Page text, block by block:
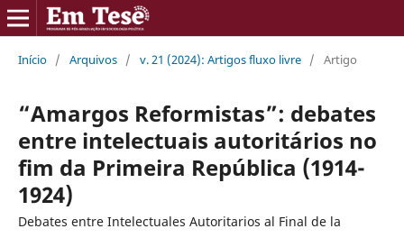
Início / Arquivos / v. 21 (2024): Artigos fluxo livre / Artigo
“Amargos Reformistas”: debates
entre intelectuais autoritários no
fim da Primeira República (1914-
1924)
Debates entre Intelectuales Autoritarios al Final de la